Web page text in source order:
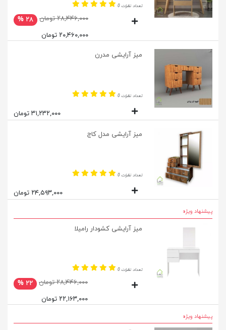
تعداد نظرات 0
۲۸,۴۴۶,۰۰۰ تومان
۲۸ %
۲۰,۴۶۰,۰۰۰ تومان
میز آرایشی مدرن
تعداد نظرات 0
۳۱,۲۳۲,۰۰۰ تومان
میز آرایشی مدل کاج
تعداد نظرات 0
۲۴,۵۹۳,۰۰۰ تومان
پیشنهاد ویژه
میز آرایشی کشودار رامیلا
تعداد نظرات 0
۲۸,۴۴۶,۰۰۰ تومان
۲۲ %
۲۲,۱۶۳,۰۰۰ تومان
پیشنهاد ویژه